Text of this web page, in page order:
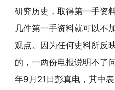
研究历史，取得第一手资
几件第一手资料就可以不
观点。因为任何史料所反
的，一两份电报说明不了
年9月21日彭真电，其中